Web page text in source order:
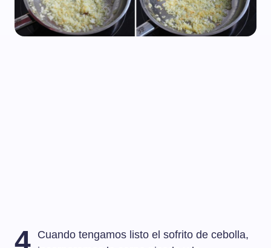
4 Cuando tengamos listo el sofrito de cebolla,